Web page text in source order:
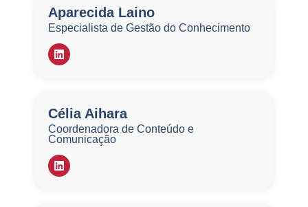
Aparecida Laino
Especialista de Gestão do Conhecimento
Célia Aihara
Coordenadora de Conteúdo e
Comunicação